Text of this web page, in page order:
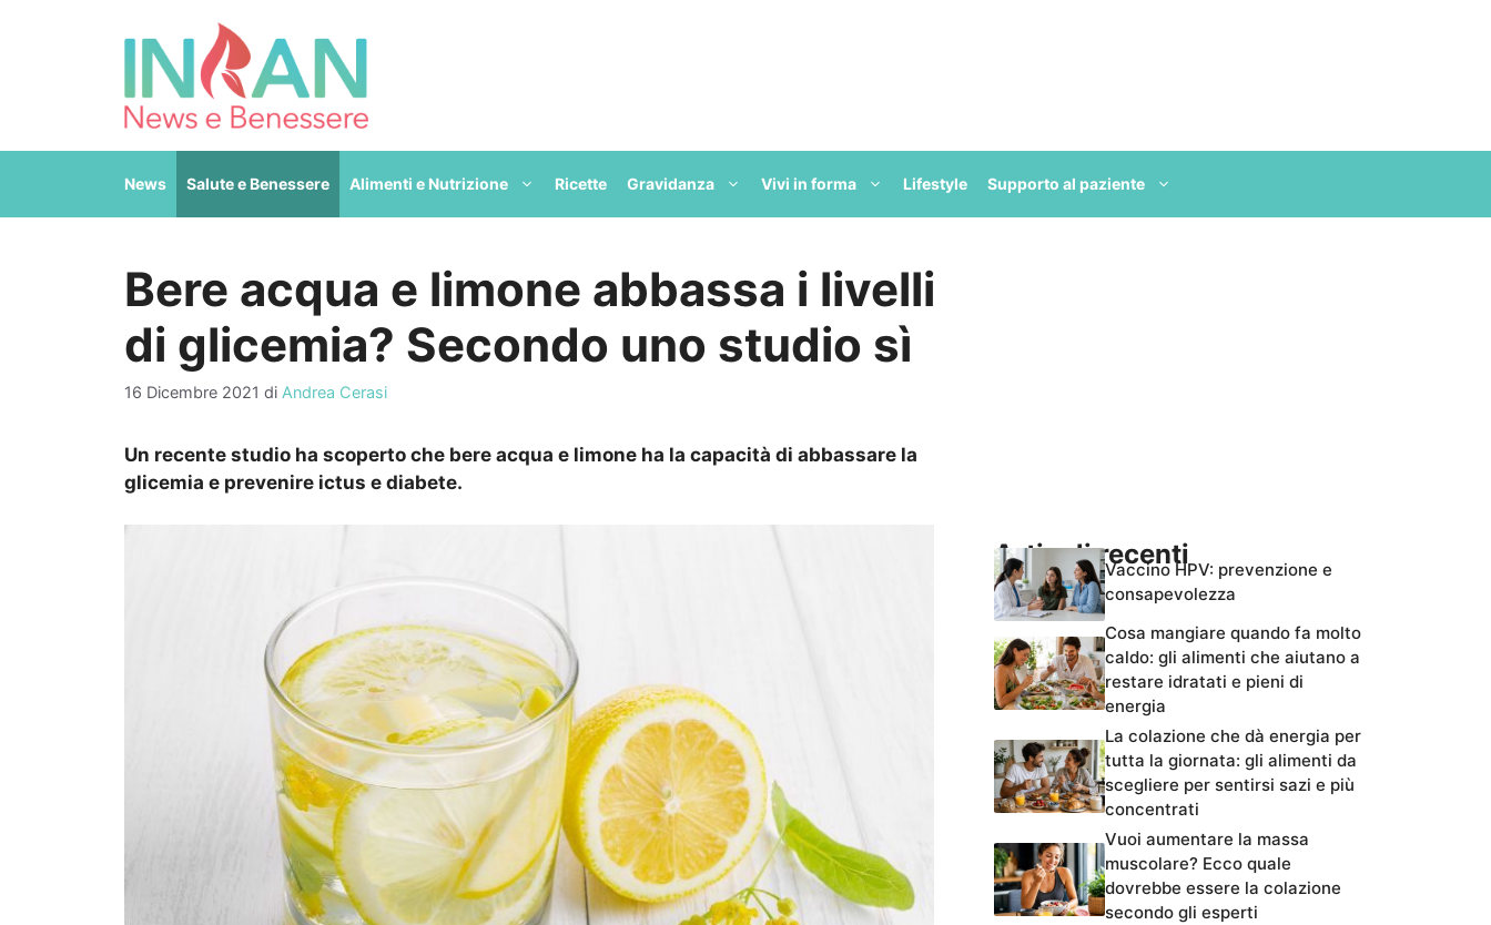
News Salute e Benessere Alimenti e Nutrizione Ricette Gravidanza Vivi in forma Lifestyle Supporto al paziente
Bere acqua e limone abbassa i livelli
di glicemia? Secondo uno studio sì
16 Dicembre 2021 di Andrea Cerasi
Un recente studio ha scoperto che bere acqua e limone ha la capacità di abbassare la
glicemia e prevenire ictus e diabete.
Articoli recentiVaccino HPV: prevenzione e
consapevolezza
Cosa mangiare quando fa molto
caldo: gli alimenti che aiutano a
restare idratati e pieni di
energia
La colazione che dà energia per
tutta la giornata: gli alimenti da
scegliere per sentirsi sazi e più
concentrati
Vuoi aumentare la massa
muscolare? Ecco quale
dovrebbe essere la colazione
secondo gli esperti